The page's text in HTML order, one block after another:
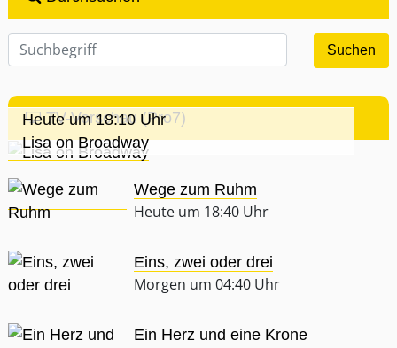
TV-Vorschau (Pro7)
Heute um 18:10 Uhr
Lisa on Broadway
Wege zum Ruhm
Heute um 18:40 Uhr
Eins, zwei oder drei
Morgen um 04:40 Uhr
Ein Herz und eine Krone